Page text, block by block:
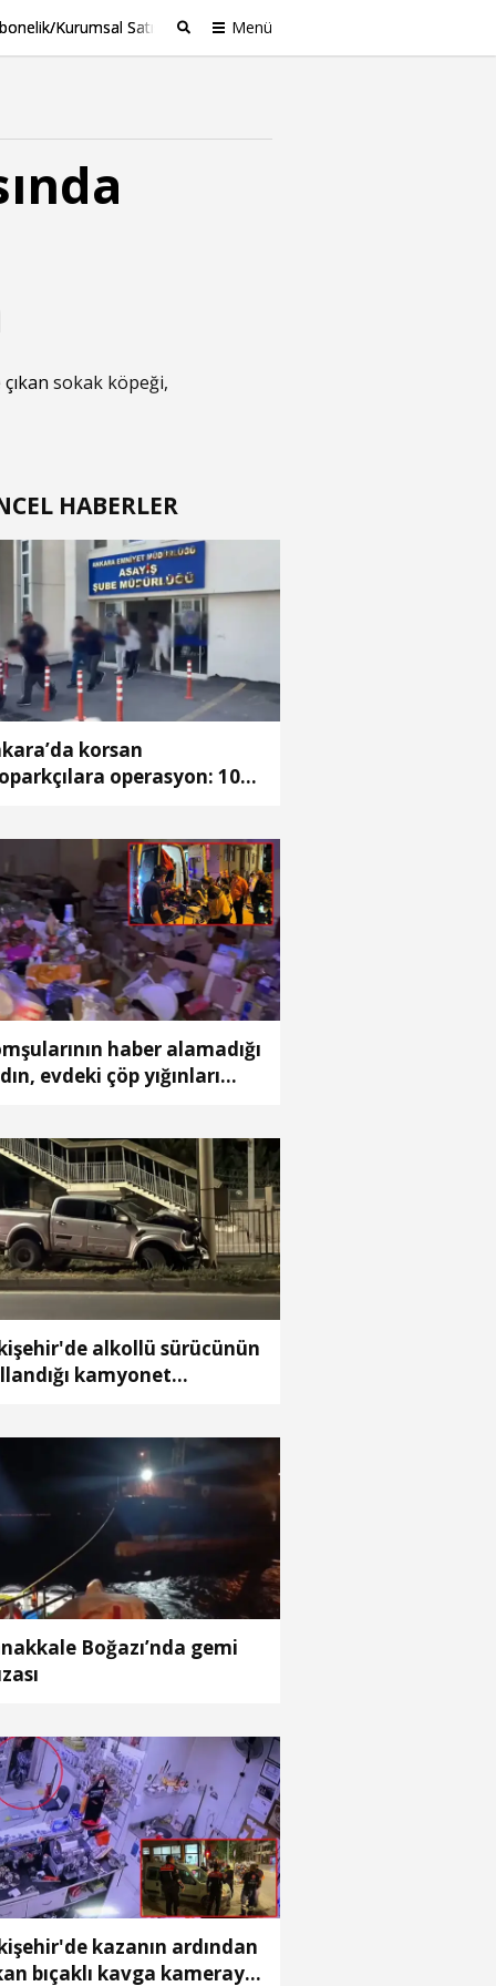
Kurumsal Satış Menü
sokak köpeği,
HABERLER
korsan
operasyon: 10
haber alamadığı
evdeki çöp yığınları
alkollü sürücünün
kamyonet
Boğazı’nda gemi
kazanın ardından
bıçaklı kavga kameraya